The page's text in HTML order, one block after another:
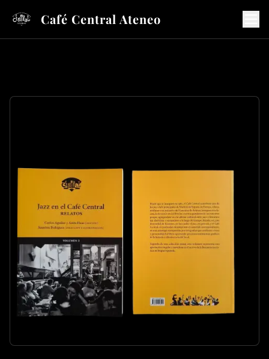
Café Central Ateneo